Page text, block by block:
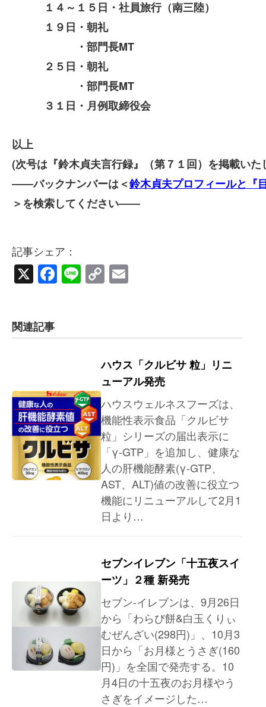
１４～１５日・社員旅行（南三陸）
１９日・朝礼
・部門長MT
２５日・朝礼
・部門長MT
３１日・月例取締役会
以上
(次号は『鈴木貞夫言行録』（第７１回）を掲載いた
――バックナンバーは＜鈴木貞夫プロフィールと『
＞を検索してください――
記事シェア：
X Facebook
LineCopy
関連記事
ハウス「クルビサ 粒」リニ
ューアル発売
ハウスウェルネスフーズは、
機能性表示食品「クルビサ
粒」シリーズの届出表示に
「γ-GTP」を追加し、健康な
人の肝機能酵素(γ-GTP、
AST、ALT)値の改善に役立つ
機能にリニューアルして2月1
日より…
セブンイレブン「十五夜スイ
ーツ」２種 新発売
セブン‐イレブンは、9月26日
から「わらび餅&白玉くりぃ
むぜんざい(298円)」、10月3
日から「お月様とうさぎ(160
円)」を全国で発売する。10
月4日の十五夜のお月様やう
さぎをイメージした…